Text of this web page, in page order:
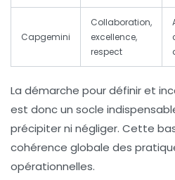
Capgemini
Collaboration,
excellence,
respect
La démarche pour définir et
est donc un socle
précipiter ni négliger. Cette
cohérence globale des
opérationnelles.